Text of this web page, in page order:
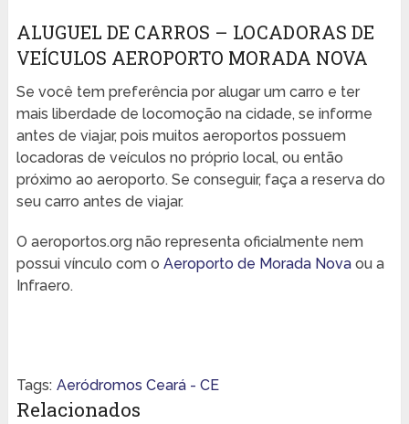
ALUGUEL DE CARROS – LOCADORAS DE
VEÍCULOS AEROPORTO MORADA NOVA
Se você tem preferência por alugar um carro e ter
mais liberdade de locomoção na cidade, se informe
antes de viajar, pois muitos aeroportos possuem
locadoras de veículos no próprio local, ou então
próximo ao aeroporto. Se conseguir, faça a reserva do
seu carro antes de viajar.
O aeroportos.org não representa oficialmente nem
possui vínculo com o Aeroporto de Morada Novaou a
Infraero.
Tags: Aeródromos Ceará - CE
Relacionados